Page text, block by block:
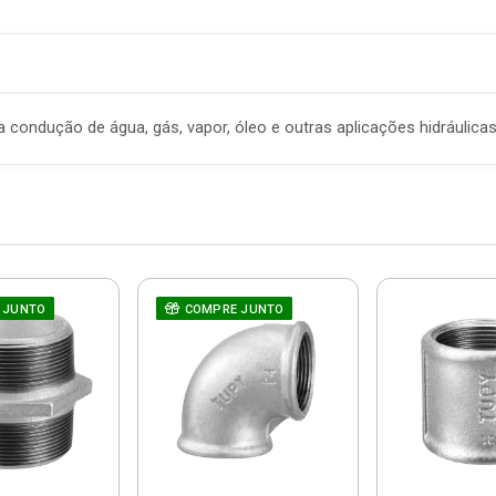
condução de água, gás, vapor, óleo e outras aplicações
JUNTO COMPRE JUNTO